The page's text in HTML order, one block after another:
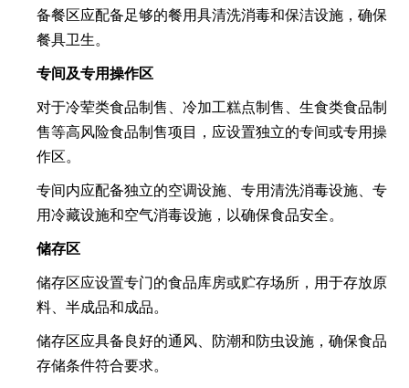
备餐区应配备足够的餐用具清洗消毒和保洁设施，确保
餐具卫生。
专间及专用操作区
对于冷荤类食品制售、冷加工糕点制售、生食类食品制
售等高风险食品制售项目，应设置独立的专间或专用操
作区。
专间内应配备独立的空调设施、专用清洗消毒设施、专
用冷藏设施和空气消毒设施，以确保食品安全。
储存区
储存区应设置专门的食品库房或贮存场所，用于存放原
料、半成品和成品。
储存区应具备良好的通风、防潮和防虫设施，确保食品
存储条件符合要求。